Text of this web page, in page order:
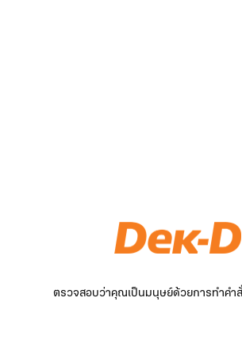
ตรวจสอบว่าคุณเป็นมนุษย์ด้วยการทำคำสั่